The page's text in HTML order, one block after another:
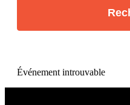
Événement introuvable